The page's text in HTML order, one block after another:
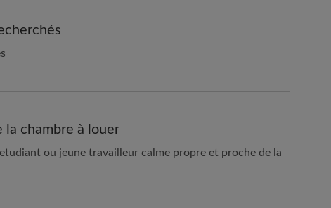
la chambre à louer
ou jeune travailleur calme propre et proche de la